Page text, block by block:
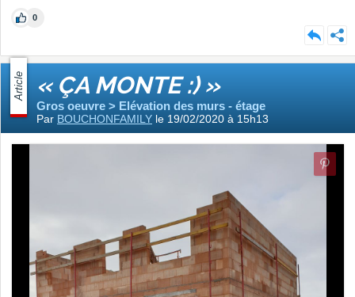
0
Article « ÇA MONTE :) »
Gros oeuvre > Elévation des murs - étage
Par BOUCHONFAMILY le 19/02/2020 à 15h13